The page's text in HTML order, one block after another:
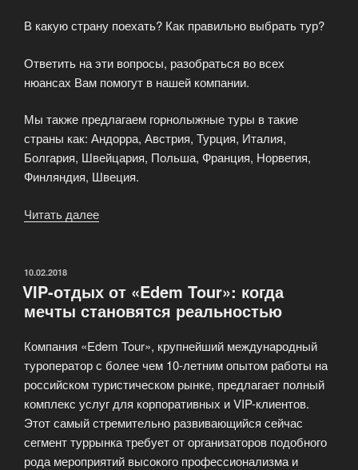
В какую страну поехать? Как правильно выбрать тур?
Ответить на эти вопросы, разобраться во всех
нюансах Вам помогут в нашей компании.
Мы также предлагаем горнолыжные туры в такие
страны как: Андорра, Австрия, Турция, Италия,
Болгария, Швейцария, Польша, Франция, Норвегия,
Финляндия, Швеция.
Читать далее
ОПУБЛИКОВАНО
10.02.2018
VIP-отдых от «Edem Tour»: когда
мечты становятся реальностью
Компания «Edem Tour», крупнейший международный
туроператор с более чем 10-летним опытом работы на
российском туристическом рынке, предлагает полный
комплекс услуг для корпоративных и VIP-клиентов.
Этот самый стремительно развивающийся сейчас
сегмент туррынка требует от организаторов подобного
рода мероприятий высокого профессионализма и